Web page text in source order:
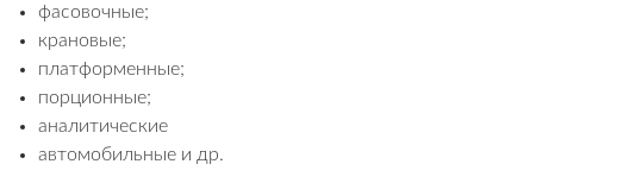
фасовочные;
крановые;
платформенные;
порционные;
аналитические
автомобильные и др.